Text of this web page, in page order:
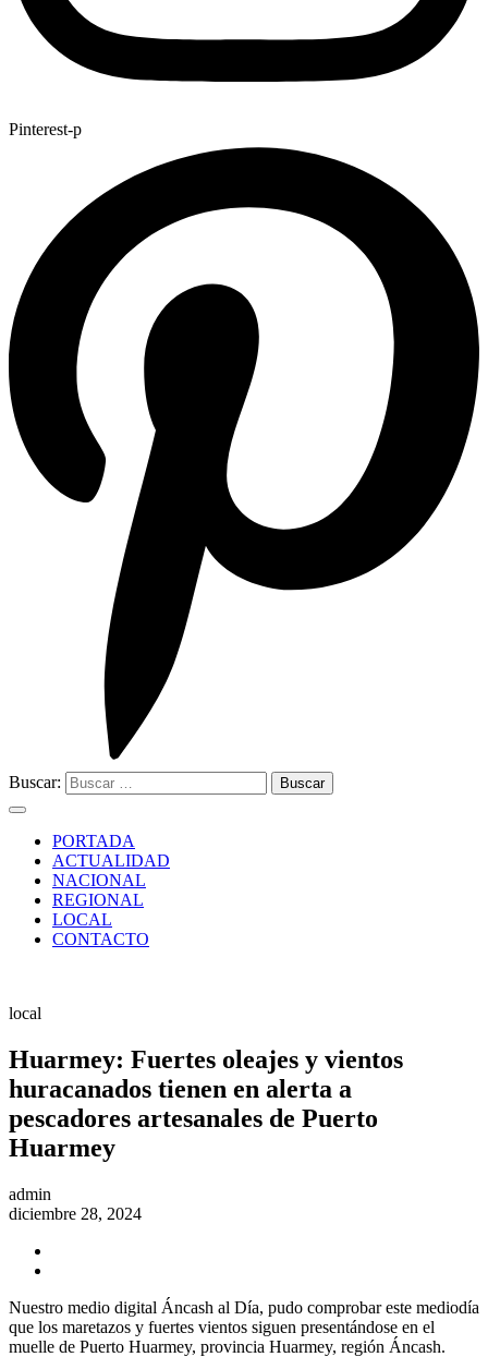
Pinterest-p
Buscar:
PORTADA
ACTUALIDAD
NACIONAL
REGIONAL
LOCAL
CONTACTO
local
Huarmey: Fuertes oleajes y vientos
huracanados tienen en alerta a
pescadores artesanales de Puerto
Huarmey
admin
diciembre 28, 2024
Nuestro medio digital Áncash al Día, pudo comprobar este mediodía
que los maretazos y fuertes vientos siguen presentándose en el
muelle de Puerto Huarmey, provincia Huarmey, región Áncash.